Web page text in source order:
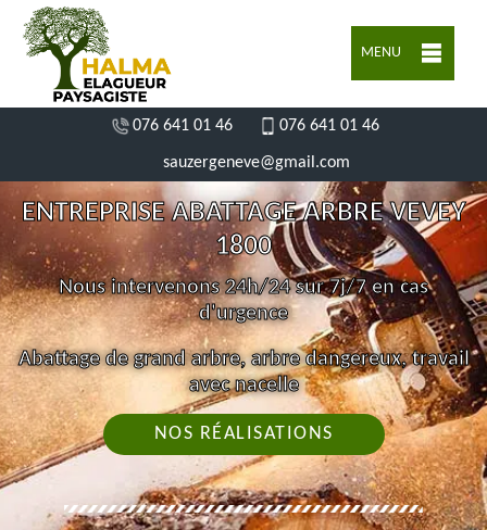
MENU
076 641 01 46 076 641 01 46
sauzergeneve@gmail.com
ENTREPRISE ABATTAGE ARBRE VEVEY
1800
Nous intervenons 24h/24 sur 7j/7 en cas
d'urgence
Abattage de grand arbre, arbre dangereux, travail
avec nacelle
NOS RÉALISATIONS